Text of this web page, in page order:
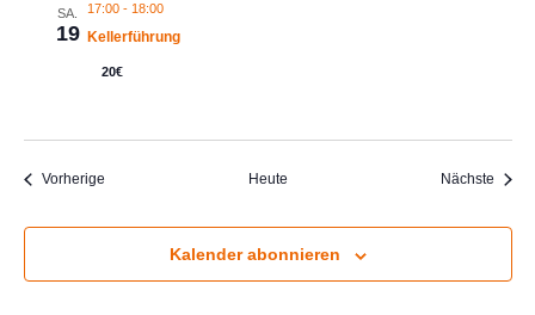
SA.
19
17:00- 18:00
Kellerführung
20€
VorherigeVeranstaltungen Heute Nächste
Kalender abonnieren